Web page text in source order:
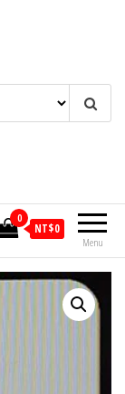
Menu
0
NT$0